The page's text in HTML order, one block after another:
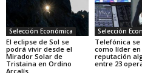
Selección Económica
El eclipse de Sol se
podrá vivir desde el
Mirador Solar de
Tristaina en Ordino
Arcalís
Selección
Telefónica se
como líder en
reputación
entre 23